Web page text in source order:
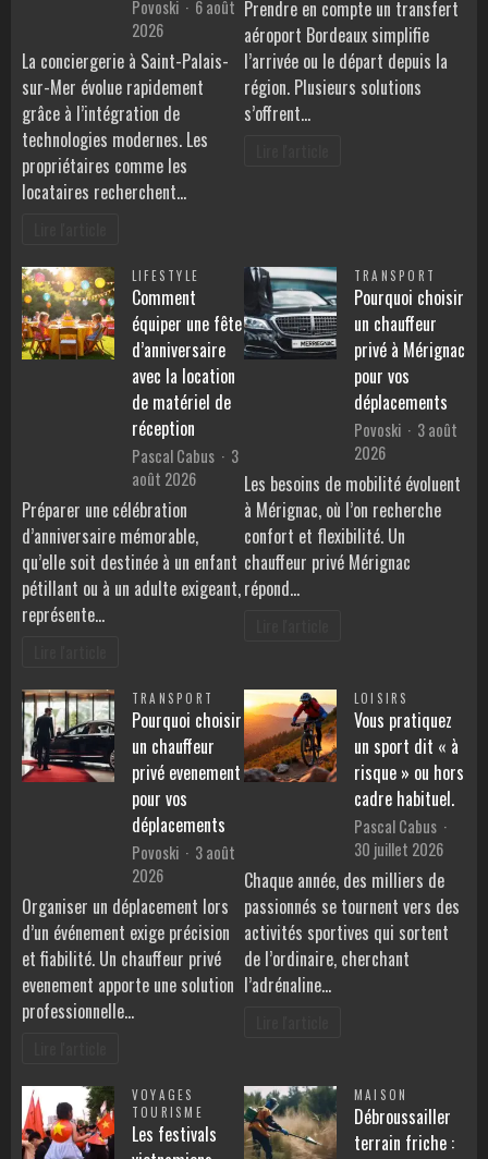
Povoski
6 août
2026
La conciergerie à Saint-Palais-
sur-Mer évolue rapidement
grâce à l’intégration de
technologies modernes. Les
propriétaires comme les
locataires recherchent…
Prendre en compte un transfert
aéroport Bordeaux simplifie
l’arrivée ou le départ depuis la
région. Plusieurs solutions
s’offrent…
LIFESTYLE
Comment
équiper une fête
d’anniversaire
avec la location
de matériel de
réception
Pascal Cabus
3
août 2026
Préparer une célébration
d’anniversaire mémorable,
qu’elle soit destinée à un enfant
pétillant ou à un adulte exigeant,
représente…
TRANSPORT
Pourquoi choisir
un chauffeur
privé à Mérignac
pour vos
déplacements
Povoski
3 août
2026
Les besoins de mobilité évoluent
à Mérignac, où l’on recherche
confort et flexibilité. Un
chauffeur privé Mérignac
répond…
TRANSPORT
Pourquoi choisir
un chauffeur
privé evenement
pour vos
déplacements
Povoski
3 août
2026
Organiser un déplacement lors
d’un événement exige précision
et fiabilité. Un chauffeur privé
evenement apporte une solution
professionnelle…
LOISIRS
Vous pratiquez
un sport dit « à
risque » ou hors
cadre habituel.
Pascal Cabus
30 juillet 2026
Chaque année, des milliers de
passionnés se tournent vers des
activités sportives qui sortent
de l’ordinaire, cherchant
l’adrénaline…
VOYAGES
TOURISME
Les festivals
MAISON
Débroussailler
terrain friche :